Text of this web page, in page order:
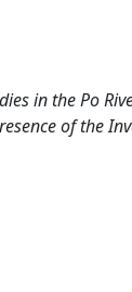
in the Po
of the